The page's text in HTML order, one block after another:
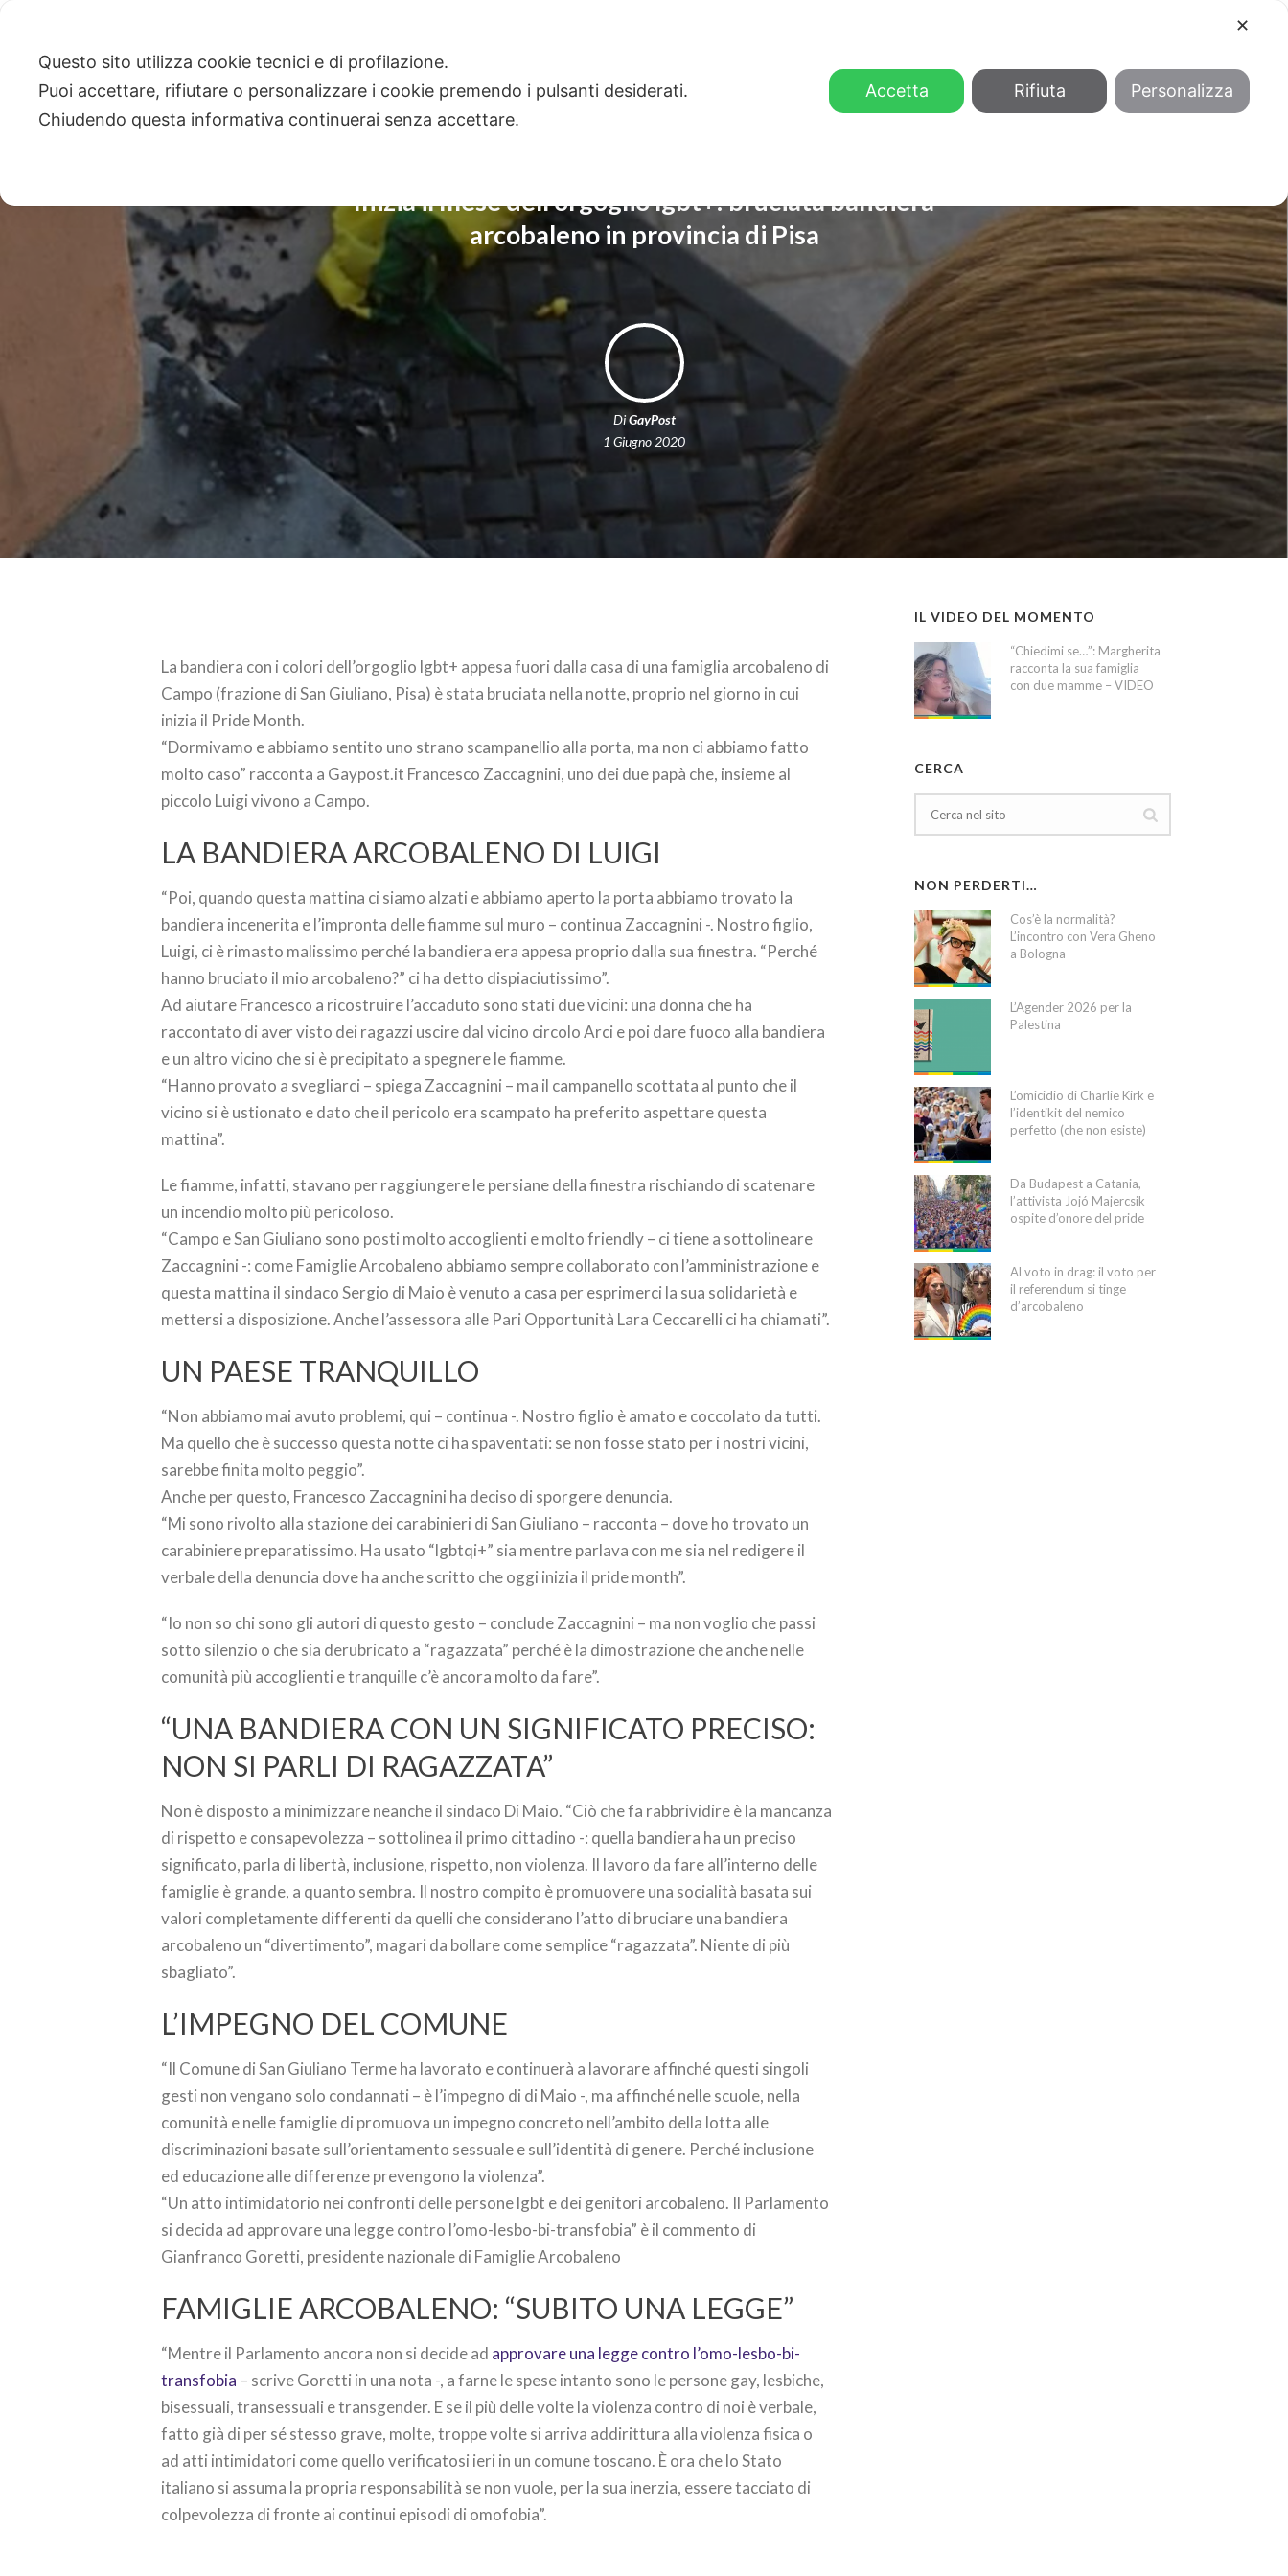
Inizia il mese dell’orgoglio lgbt+: bruciata bandiera
arcobaleno in provincia di Pisa
DiGayPost
1 Giugno 2020
La bandiera con i colori dell’orgoglio lgbt+ appesa fuori dalla casa di una famiglia arcobaleno di
Campo (frazione di San Giuliano, Pisa) è stata bruciata nella notte, proprio nel giorno in cui
inizia il Pride Month.
“Dormivamo e abbiamo sentito uno strano scampanellio alla porta, ma non ci abbiamo fatto
molto caso” racconta a Gaypost.it Francesco Zaccagnini, uno dei due papà che, insieme al
piccolo Luigi vivono a Campo.
LA BANDIERA ARCOBALENO DI LUIGI
“Poi, quando questa mattina ci siamo alzati e abbiamo aperto la porta abbiamo trovato la
bandiera incenerita e l’impronta delle fiamme sul muro – continua Zaccagnini -. Nostro figlio,
Luigi, ci è rimasto malissimo perché la bandiera era appesa proprio dalla sua finestra. “Perché
hanno bruciato il mio arcobaleno?” ci ha detto dispiaciutissimo”.
Ad aiutare Francesco a ricostruire l’accaduto sono stati due vicini: una donna che ha
raccontato di aver visto dei ragazzi uscire dal vicino circolo Arci e poi dare fuoco alla bandiera
e un altro vicino che si è precipitato a spegnere le fiamme.
“Hanno provato a svegliarci – spiega Zaccagnini – ma il campanello scottata al punto che il
vicino si è ustionato e dato che il pericolo era scampato ha preferito aspettare questa
mattina”.
Le fiamme, infatti, stavano per raggiungere le persiane della finestra rischiando di scatenare
un incendio molto più pericoloso.
“Campo e San Giuliano sono posti molto accoglienti e molto friendly – ci tiene a sottolineare
Zaccagnini -: come Famiglie Arcobaleno abbiamo sempre collaborato con l’amministrazione e
questa mattina il sindaco Sergio di Maio è venuto a casa per esprimerci la sua solidarietà e
mettersi a disposizione. Anche l’assessora alle Pari Opportunità Lara Ceccarelli ci ha chiamati”.
UN PAESE TRANQUILLO
“Non abbiamo mai avuto problemi, qui – continua -. Nostro figlio è amato e coccolato da tutti.
Ma quello che è successo questa notte ci ha spaventati: se non fosse stato per i nostri vicini,
sarebbe finita molto peggio”.
Anche per questo, Francesco Zaccagnini ha deciso di sporgere denuncia.
“Mi sono rivolto alla stazione dei carabinieri di San Giuliano – racconta – dove ho trovato un
carabiniere preparatissimo. Ha usato “lgbtqi+” sia mentre parlava con me sia nel redigere il
verbale della denuncia dove ha anche scritto che oggi inizia il pride month”.
“Io non so chi sono gli autori di questo gesto – conclude Zaccagnini – ma non voglio che passi
sotto silenzio o che sia derubricato a “ragazzata” perché è la dimostrazione che anche nelle
comunità più accoglienti e tranquille c’è ancora molto da fare”.
“UNA BANDIERA CON UN SIGNIFICATO PRECISO:
NON SI PARLI DI RAGAZZATA”
Non è disposto a minimizzare neanche il sindaco Di Maio. “Ciò che fa rabbrividire è la mancanza
di rispetto e consapevolezza – sottolinea il primo cittadino -: quella bandiera ha un preciso
significato, parla di libertà, inclusione, rispetto, non violenza. Il lavoro da fare all’interno delle
famiglie è grande, a quanto sembra. Il nostro compito è promuovere una socialità basata sui
valori completamente differenti da quelli che considerano l’atto di bruciare una bandiera
arcobaleno un “divertimento”, magari da bollare come semplice “ragazzata”. Niente di più
sbagliato”.
L’IMPEGNO DEL COMUNE
“Il Comune di San Giuliano Terme ha lavorato e continuerà a lavorare affinché questi singoli
gesti non vengano solo condannati – è l’impegno di di Maio -, ma affinché nelle scuole, nella
comunità e nelle famiglie di promuova un impegno concreto nell’ambito della lotta alle
discriminazioni basate sull’orientamento sessuale e sull’identità di genere. Perché inclusione
ed educazione alle differenze prevengono la violenza”.
“Un atto intimidatorio nei confronti delle persone lgbt e dei genitori arcobaleno. Il Parlamento
si decida ad approvare una legge contro l’omo-lesbo-bi-transfobia” è il commento di
Gianfranco Goretti, presidente nazionale di Famiglie Arcobaleno
FAMIGLIE ARCOBALENO: “SUBITO UNA LEGGE”
“Mentre il Parlamento ancora non si decide ad approvare una legge contro l’omo-lesbo-bi-
transfobia – scrive Goretti in una nota -, a farne le spese intanto sono le persone gay, lesbiche,
bisessuali, transessuali e transgender. E se il più delle volte la violenza contro di noi è verbale,
fatto già di per sé stesso grave, molte, troppe volte si arriva addirittura alla violenza fisica o
ad atti intimidatori come quello verificatosi ieri in un comune toscano. È ora che lo Stato
italiano si assuma la propria responsabilità se non vuole, per la sua inerzia, essere tacciato di
colpevolezza di fronte ai continui episodi di omofobia”.
IL VIDEO DEL MOMENTO
“Chiedimi se…”: Margherita
racconta la sua famiglia
con due mamme – VIDEO
CERCA
NON PERDERTI…
Cos’è la normalità?
L’incontro con Vera Gheno
a Bologna
L’Agender 2026 per la
Palestina
L’omicidio di Charlie Kirk e
l’identikit del nemico
perfetto (che non esiste)
Da Budapest a Catania,
l’attivista Jojó Majercsik
ospite d’onore del pride
Al voto in drag: il voto per
il referendum si tinge
d’arcobaleno
✕
Questo sito utilizza cookie tecnici e di profilazione.
Puoi accettare, rifiutare o personalizzare i cookie premendo i pulsanti desiderati.
Chiudendo questa informativa continuerai senza accettare.
Accetta Rifiuta Personalizza